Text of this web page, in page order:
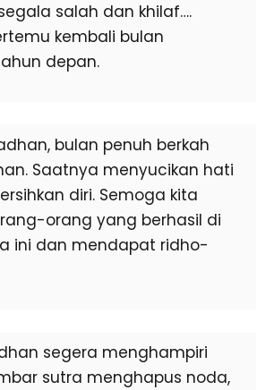
salah dan khilaf….
kembali bulan
depan.
bulan penuh berkah
Saatnya menyucikan hati
diri. Semoga kita
orang yang berhasil di
ini dan mendapat ridho-
segera menghampiri
sutra menghapus noda,